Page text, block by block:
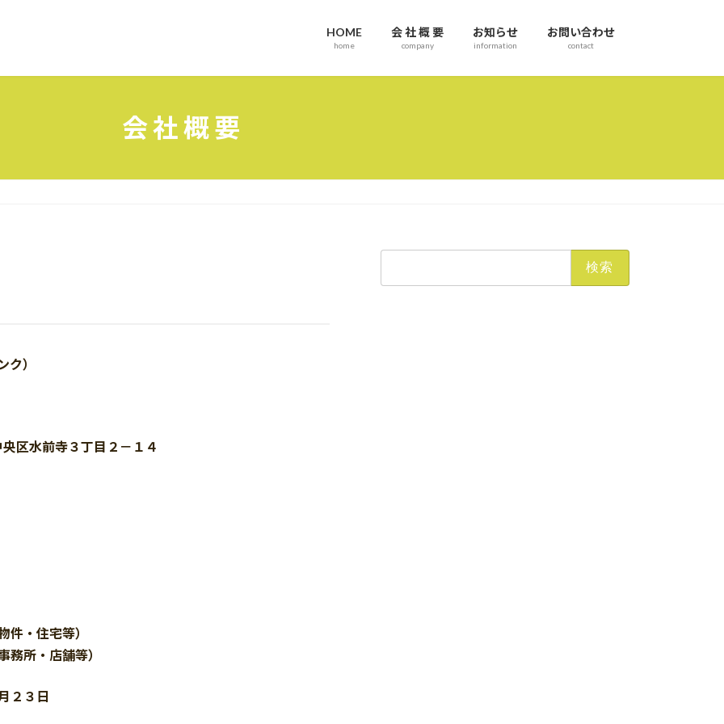
HOME
home
会 社 概 要
company
お知らせ
information
お問い合わせ
contact
会 社 概 要
ク）
区水前寺３丁目２－１４
住宅等）
・店舗等）
２３日